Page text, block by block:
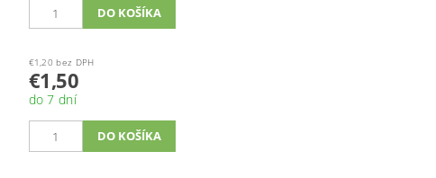
€1,20 bez DPH
€1,50
do 7 dní